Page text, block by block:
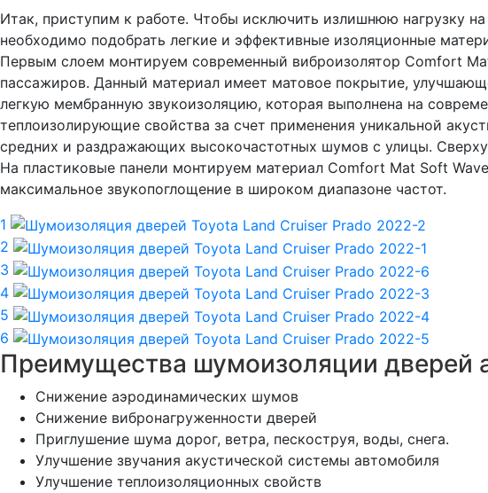
Итак, приступим к работе. Чтобы исключить излишнюю нагрузку
необходимо подобрать легкие и эффективные изоляционные
Первым слоем монтируем современный виброизолятор Comfort
пассажиров. Данный материал имеет матовое покрытие,
легкую мембранную звукоизоляцию, которая выполнена на
теплоизолирующие свойства за счет применения уникальной
средних и раздражающих высокочастотных шумов с улицы.
На пластиковые панели монтируем материал Comfort Mat Soft
максимальное звукопоглощение в широком диапазоне частот.
1
2
3
4
5
6
Преимущества шумоизоляции дверей
Снижение аэродинамических шумов
Снижение вибронагруженности дверей
Приглушение шума дорог, ветра, пескоструя, воды, снега.
Улучшение звучания акустической системы автомобиля
Улучшение теплоизоляционных свойств